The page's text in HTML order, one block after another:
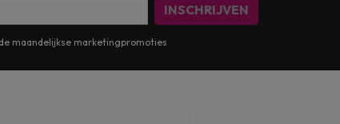
INSCHRIJVEN
maandelijkse marketingpromoties